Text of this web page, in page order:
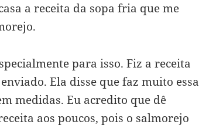
a receita da sopa fria que me
para isso. Fiz a receita
Ela disse que faz muito essa
medidas. Eu acredito que dê
aos poucos, pois o salmorejo